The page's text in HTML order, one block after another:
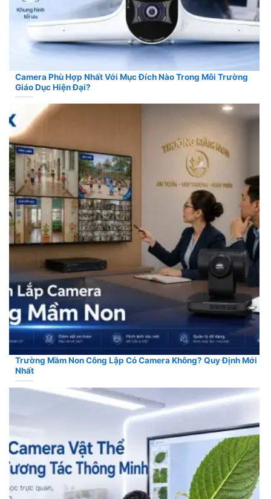
Camera Phù Hợp Nhất Với Mục Đích Nào Trong Môi Trường
Giáo Dục Hiện Đại?
Trường Mầm Non Công Lập Có Camera Không? Quy Định Mới
Nhất